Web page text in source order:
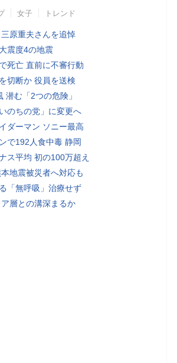
女子 トレンド
原重夫さんを追悼
震度4の地震
死亡 直前に不審行動
切断か 役員を送検
潜む「2つの危険」
のちの党」に変更へ
ダーマン ソニー最高
で192人食中毒 静岡
ス平均 初の100万超え
地震被災者へ対応も
「無呼吸」治療せず
層との溝深まるか